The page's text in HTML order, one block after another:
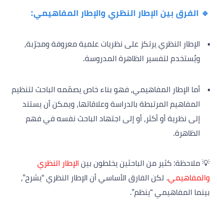
🔹 الفرق بين الإطار النظري والإطار المفاهيمي:
الإطار النظري يرتكز على نظريات علمية معروفة ومجرّبة،
ويُستخدم لتفسير الظاهرة المدروسة.
أما الإطار المفاهيمي، فهو بناء خاص يصمّمه الباحث لتنظيم
المفاهيم المرتبطة بالدراسة وعلاقاتها، ويمكن أن يستند
إلى نظرية أو أكثر، أو إلى اجتهاد الباحث نفسه في فهم
الظاهرة.
💡 ملاحظة: كثير من الباحثين يخلطون بين الإطار النظري
والمفاهيمي. لكن الفارق الأساسي أن الإطار النظري “يشرح”،
بينما المفاهيمي “ينظم”.